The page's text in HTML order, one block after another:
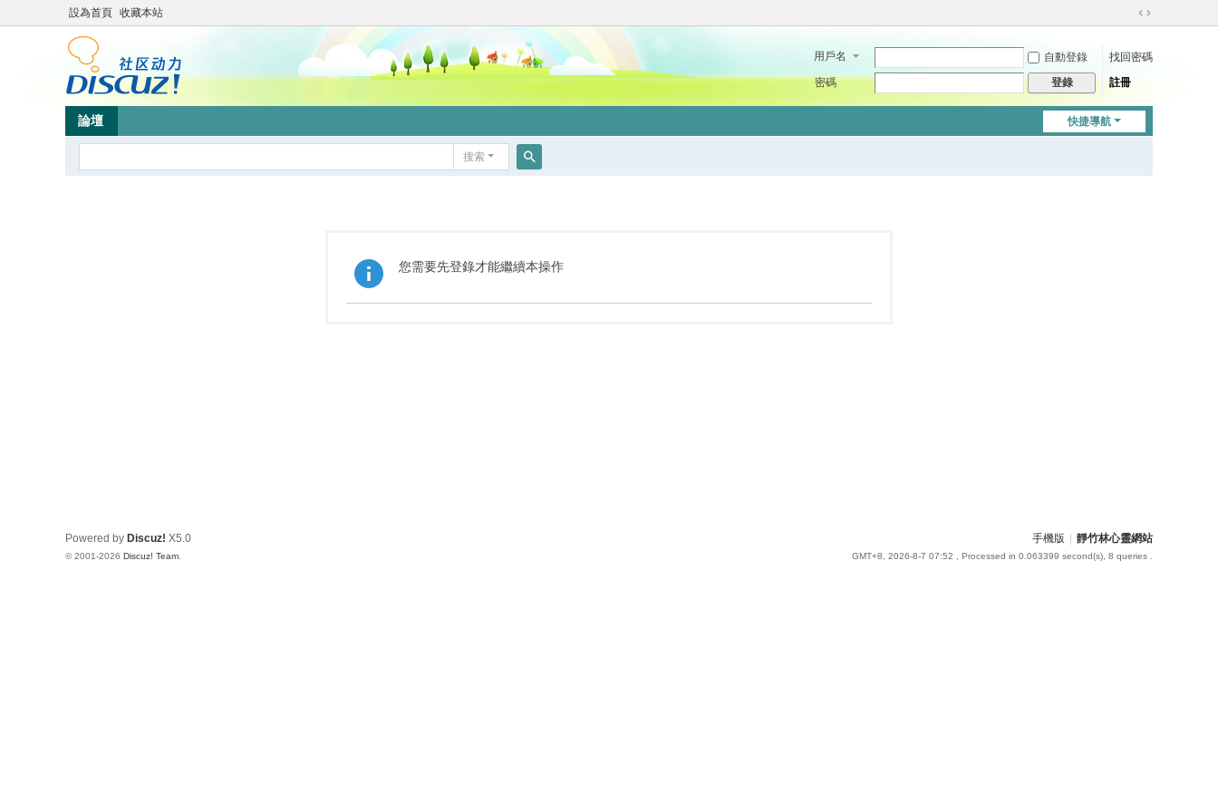
設為首頁 收藏本站
切
到
用戶名 自動登錄
找回密碼
密碼
登錄 註冊
快捷導航
論壇
搜索
您需要先登錄才能繼續本操作
手機版 靜竹林心靈網站
GMT+8, 2026-8-7 07:52 , Processed in 0.063399 second(s), 8 queries .
Powered by Discuz! X5.0
© 2001-2026 Discuz! Team